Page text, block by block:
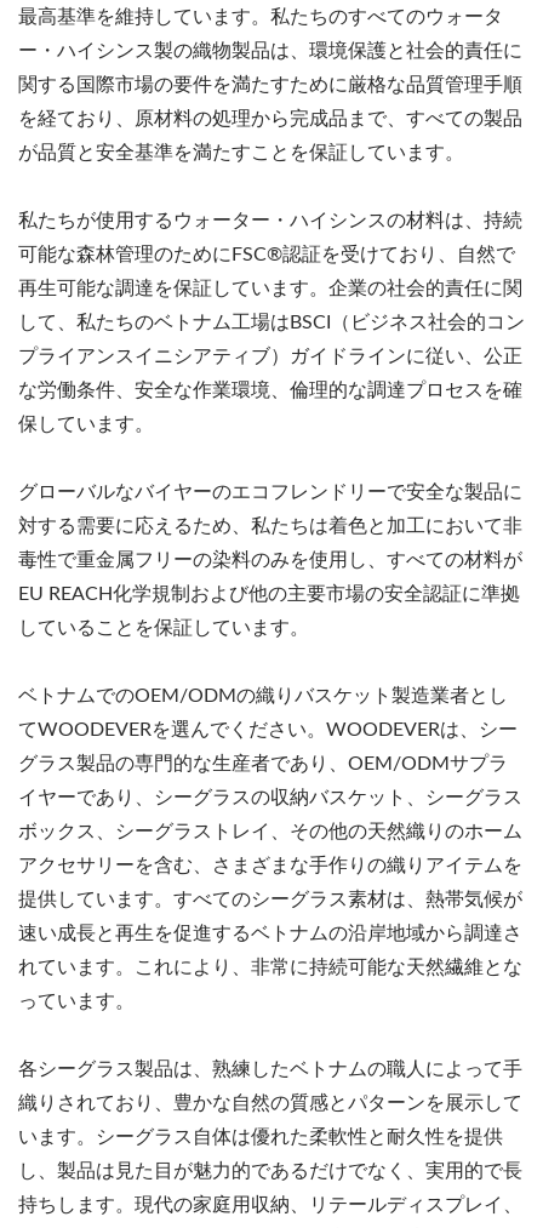
最高基準を維持しています。私たちのすべてのウォータ
ー・ハイシンス製の織物製品は、環境保護と社会的責任に
関する国際市場の要件を満たすために厳格な品質管理手順
を経ており、原材料の処理から完成品まで、すべての製品
が品質と安全基準を満たすことを保証しています。
私たちが使用するウォーター・ハイシンスの材料は、持続
可能な森林管理のためにFSC®認証を受けており、自然で
再生可能な調達を保証しています。企業の社会的責任に関
して、私たちのベトナム工場はBSCI（ビジネス社会的コン
プライアンスイニシアティブ）ガイドラインに従い、公正
な労働条件、安全な作業環境、倫理的な調達プロセスを確
保しています。
グローバルなバイヤーのエコフレンドリーで安全な製品に
対する需要に応えるため、私たちは着色と加工において非
毒性で重金属フリーの染料のみを使用し、すべての材料が
EU REACH化学規制および他の主要市場の安全認証に準拠
していることを保証しています。
ベトナムでのOEM/ODMの織りバスケット製造業者とし
てWOODEVERを選んでください。WOODEVERは、シー
グラス製品の専門的な生産者であり、OEM/ODMサプラ
イヤーであり、シーグラスの収納バスケット、シーグラス
ボックス、シーグラストレイ、その他の天然織りのホーム
アクセサリーを含む、さまざまな手作りの織りアイテムを
提供しています。すべてのシーグラス素材は、熱帯気候が
速い成長と再生を促進するベトナムの沿岸地域から調達さ
れています。これにより、非常に持続可能な天然繊維とな
っています。
各シーグラス製品は、熟練したベトナムの職人によって手
織りされており、豊かな自然の質感とパターンを展示して
います。シーグラス自体は優れた柔軟性と耐久性を提供
し、製品は見た目が魅力的であるだけでなく、実用的で長
持ちします。現代の家庭用収納、リテールディスプレイ、